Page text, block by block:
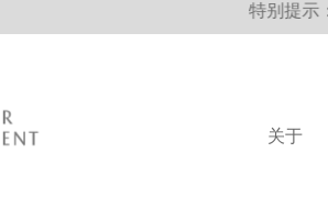
特别提示：关
关于